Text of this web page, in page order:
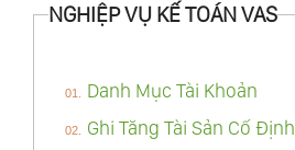
NGHIỆP VỤ KẾ TOÁN VAS
Danh Mục Tài Khoản
Ghi Tăng Tài Sản Cố Định